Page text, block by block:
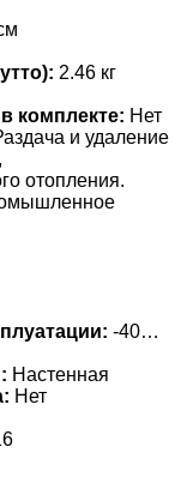
2.46 кг
комплекте: Нет
и удаление
отопления.
-40…
Настенная
Нет